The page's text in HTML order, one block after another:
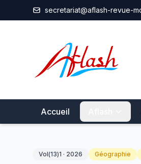
Aller au contenu principal
secretariat@aflash-revue-
Accueil
Vol(13)1 · 2026 Géographie